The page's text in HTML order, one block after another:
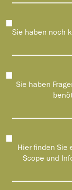
Sie haben noch
Sie haben
Hier finden Sie
Scope und